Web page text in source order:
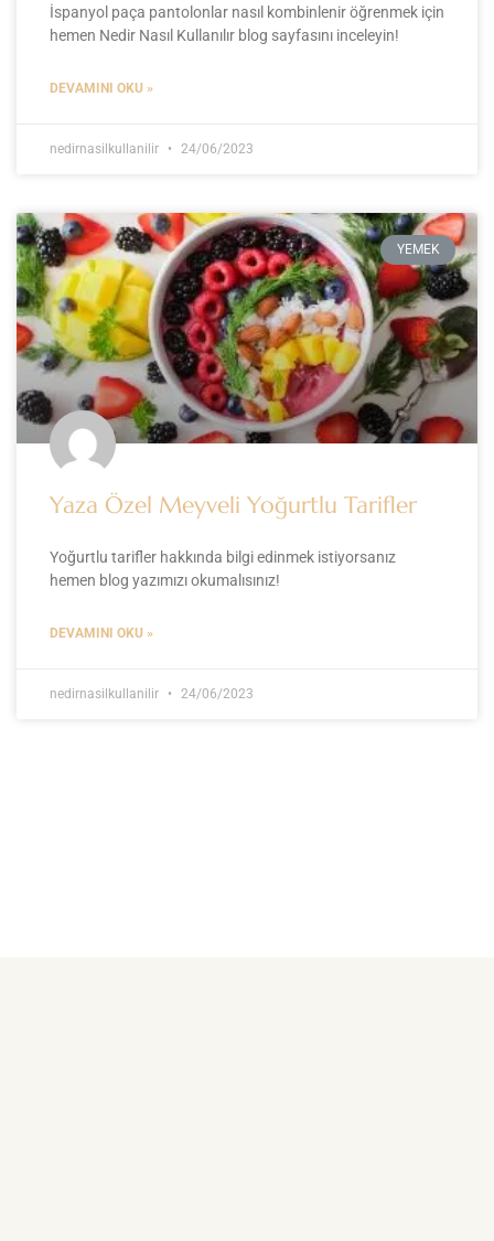
İspanyol paça pantolonlar nasıl kombinlenir öğrenmek için
hemen Nedir Nasıl Kullanılır blog sayfasını inceleyin!
DEVAMINI OKU »
nedirnasilkullanilir 24/06/2023
YEMEK
Yaza Özel Meyveli Yoğurtlu Tarifler
Yoğurtlu tarifler hakkında bilgi edinmek istiyorsanız
hemen blog yazımızı okumalısınız!
DEVAMINI OKU »
nedirnasilkullanilir 24/06/2023